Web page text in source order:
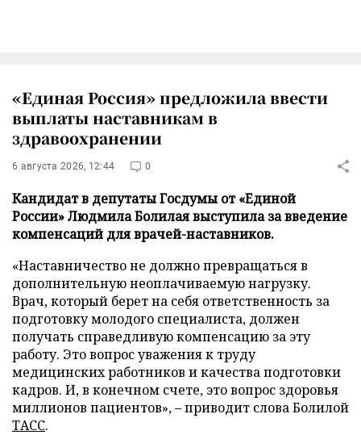
«Единая Россия» предложила ввести
выплаты наставникам в
здравоохранении
6 августа 2026, 12:44 0
Кандидат в депутаты Госдумы от «Единой
России» Людмила Болилая выступила за введение
компенсаций для врачей-наставников.
«Наставничество не должно превращаться в
дополнительную неоплачиваемую нагрузку.
Врач, который берет на себя ответственность за
подготовку молодого специалиста, должен
получать справедливую компенсацию за эту
работу. Это вопрос уважения к труду
медицинских работников и качества подготовки
кадров. И, в конечном счете, это вопрос здоровья
миллионов пациентов», – приводит слова Болилой
ТАСС.